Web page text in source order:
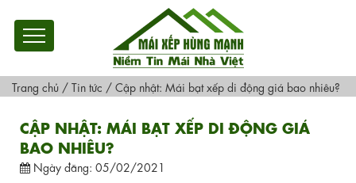
Trang chủ / Tin tức / Cập nhật: Mái bạt xếp di động giá bao nhiêu?
CẬP NHẬT: MÁI BẠT XẾP DI ĐỘNG GIÁ
BAO NHIÊU?
Ngày đăng: 05/02/2021